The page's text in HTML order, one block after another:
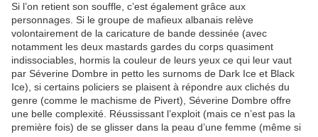
Si l’on retient son souffle, c’est également grâce aux
personnages. Si le groupe de mafieux albanais relève
volontairement de la caricature de bande dessinée (avec
notamment les deux mastards gardes du corps quasiment
indissociables, hormis la couleur de leurs yeux ce qui leur vaut
par Séverine Dombre in petto les surnoms de Dark Ice et Black
Ice), si certains policiers se plaisent à répondre aux clichés du
genre (comme le machisme de Pivert), Séverine Dombre offre
une belle complexité. Réussissant l’exploit (mais ce n’est pas la
première fois) de se glisser dans la peau d’une femme (même si